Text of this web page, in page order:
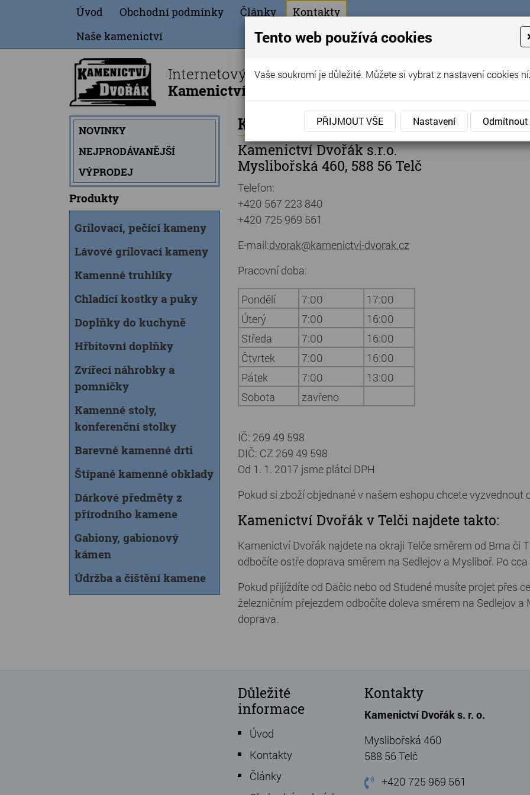
Úvod Obchodní podmínky Články
Kontakty
Naše kamenictví
Internetový obchod
Kamenictví Dvořák - Telč
NOVINKY
NEJPRODÁVANĚJŠÍ
VÝPRODEJ
Produkty
Grilovací, pečící kameny
Lávové grilovací kameny
Kamenné truhlíky
Chladící kostky a puky
Doplňky do kuchyně
Hřbitovní doplňky
Zvířecí náhrobky a
pomníčky
Kamenné stoly,
konferenční stolky
Barevné kamenné drti
Štípané kamenné obklady
Dárkové předměty z
přírodního kamene
Gabiony, gabionový
kámen
Údržba a čištění kamene
Kontakty
Kamenictví Dvořák s.r.o.
Myslibořská 460, 588 56 Telč
Telefon:
+420 567 223 840
+420 725 969 561
E-mail:dvorak@kamenictvi-dvorak.cz
Pracovní doba:
Pondělí 7:00
17:00
Úterý
7:00
16:00
Středa
7:00
16:00
Čtvrtek
7:00
16:00
Pátek
7:00
13:00
Sobota
zavřeno
IČ: 269 49 598
DIČ: CZ 269 49 598
Od 1. 1. 2017 jsme plátci DPH
Pokud si zboží objednané v našem eshopu chcete vyzvednout
Kamenictví Dvořák v Telči najdete takto:
Kamenictví Dvořák najdete na okraji Telče směrem od Brna či
odbočíte ostře doprava směrem na Sedlejov a Mysliboř. Po
Pokud přijíždíte od Dačic nebo od Studené musíte projet přes
železničním přejezdem odbočíte doleva směrem na Sedlejov
doprava.
Důležité
informace
Úvod
Kontakty
Články
Kontakty
Kamenictví Dvořák s. r. o.
Myslibořská 460
588 56 Telč
+420 725 969 561
Tento web používá cookies
Vaše soukromí je důležité. Můžete si vybrat z nastavení cookies
PŘIJMOUT VŠE Nastavení Odmítnout